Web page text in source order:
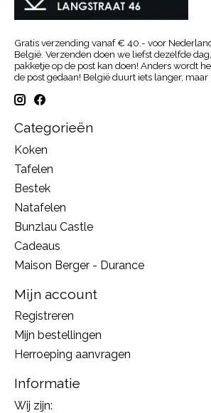
Gratis verzending vanaf € 40.- voor
België. Verzenden doen we liefst dezelfde
pakketje op de post kan doen! Anders wordt
de post gedaan! België duurt iets langer,
Categorieën
Koken
Tafelen
Bestek
Natafelen
Bunzlau Castle
Cadeaus
Maison Berger - Durance
Mijn account
Registreren
Mijn bestellingen
Herroeping aanvragen
Informatie
Wij zijn: